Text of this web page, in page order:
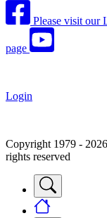
Please visit our
page
Login
Copyright 1979 -
rights reserved